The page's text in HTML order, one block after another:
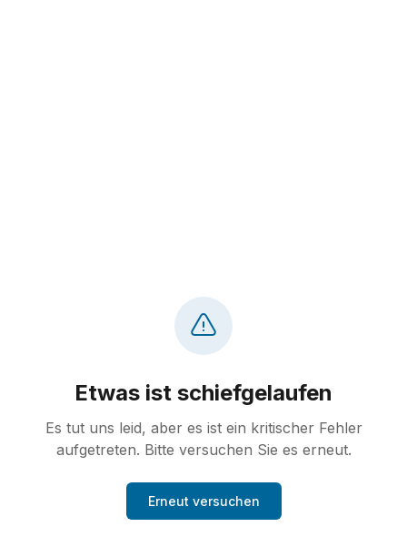
Etwas ist schiefgelaufen
Es tut uns leid, aber es ist ein kritischer Fehler
aufgetreten. Bitte versuchen Sie es erneut.
Erneut versuchen